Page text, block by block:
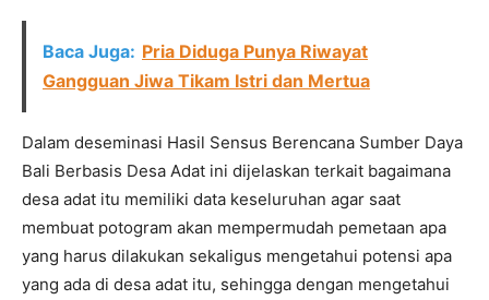
Baca Juga: Pria Diduga Punya Riwayat
Gangguan Jiwa Tikam Istri dan Mertua
Dalam deseminasi Hasil Sensus Berencana Sumber Daya
Bali Berbasis Desa Adat ini dijelaskan terkait bagaimana
desa adat itu memiliki data keseluruhan agar saat
membuat potogram akan mempermudah pemetaan apa
yang harus dilakukan sekaligus mengetahui potensi apa
yang ada di desa adat itu, sehingga dengan mengetahui